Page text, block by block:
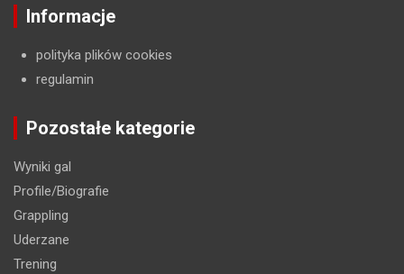
Informacje
polityka plików cookies
regulamin
Pozostałe kategorie
Wyniki gal
Profile/Biografie
Grappling
Uderzane
Trening